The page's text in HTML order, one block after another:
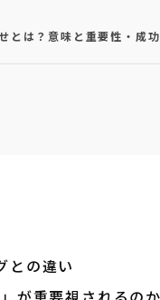
とは？意味と重要性・成
との違い